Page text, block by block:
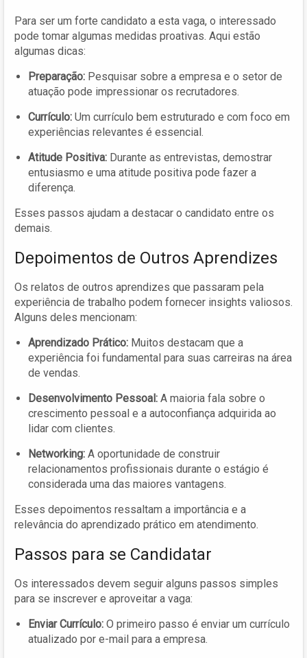
Para ser um forte candidato a esta vaga, o interessado
pode tomar algumas medidas proativas. Aqui estão
algumas dicas:
Preparação: Pesquisar sobre a empresa e o setor de
atuação pode impressionar os recrutadores.
Currículo: Um currículo bem estruturado e com foco em
experiências relevantes é essencial.
Atitude Positiva: Durante as entrevistas, demostrar
entusiasmo e uma atitude positiva pode fazer a
diferença.
Esses passos ajudam a destacar o candidato entre os
demais.
Depoimentos de Outros Aprendizes
Os relatos de outros aprendizes que passaram pela
experiência de trabalho podem fornecer insights valiosos.
Alguns deles mencionam:
Aprendizado Prático: Muitos destacam que a
experiência foi fundamental para suas carreiras na área
de vendas.
Desenvolvimento Pessoal: A maioria fala sobre o
crescimento pessoal e a autoconfiança adquirida ao
lidar com clientes.
Networking: A oportunidade de construir
relacionamentos profissionais durante o estágio é
considerada uma das maiores vantagens.
Esses depoimentos ressaltam a importância e a
relevância do aprendizado prático em atendimento.
Passos para se Candidatar
Os interessados devem seguir alguns passos simples
para se inscrever e aproveitar a vaga:
Enviar Currículo: O primeiro passo é enviar um currículo
atualizado por e-mail para a empresa.